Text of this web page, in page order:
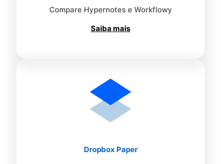
Compare Hypernotes e Workflowy
Saiba mais
Dropbox Paper